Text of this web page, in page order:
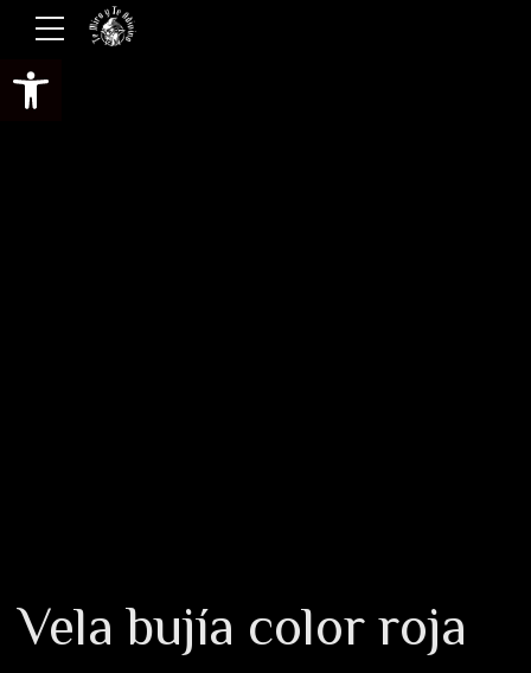
Abrir barra de herramientas
Vela bujía color roja